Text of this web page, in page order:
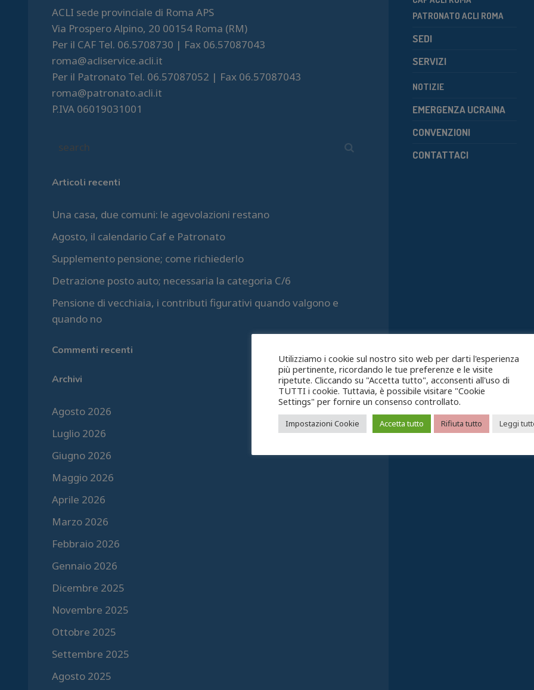
ACLI sede provinciale di Roma APS
Via Prospero Alpino, 20 00154 Roma (RM)
Per il CAF Tel. 06.5708730 | Fax 06.57087043
roma@acliservice.acli.it
Per il Patronato Tel. 06.57087052 | Fax 06.57087043
roma@patronato.acli.it
P.IVA 06019031001
Articoli recenti
Una casa, due comuni: le agevolazioni restano
Agosto, il calendario Caf e Patronato
Supplemento pensione; come richiederlo
Detrazione posto auto; necessaria la categoria C/6
Pensione di vecchiaia, i contributi figurativi quando valgono e
quando no
Commenti recenti
Archivi
Agosto 2026
Luglio 2026
Giugno 2026
Maggio 2026
Aprile 2026
Marzo 2026
Febbraio 2026
Gennaio 2026
Dicembre 2025
Novembre 2025
Ottobre 2025
Settembre 2025
Agosto 2025
PATRONATO ACLI ROMA
SEDI
SERVIZI
NOTIZIE
EMERGENZA UCRAINA
CONVENZIONI
CONTATTACI
Utilizziamo i cookie sul nostro sito web per darti l'esperienza
più pertinente, ricordando le tue preferenze e le visite
ripetute. Cliccando su "Accetta tutto", acconsenti all'uso di
TUTTI i cookie. Tuttavia, è possibile visitare "Cookie
Settings" per fornire un consenso controllato.
Impostazioni Cookie Accetta tutto Rifiuta tutto Leggi